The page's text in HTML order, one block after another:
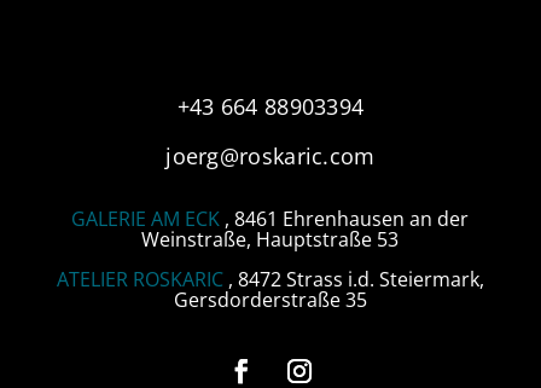
+43 664 88903394
joerg@roskaric.com
GALERIE AM ECK , 8461 Ehrenhausen an der
Weinstraße, Hauptstraße 53
ATELIER ROSKARIC, 8472 Strass i.d. Steiermark,
Gersdorderstraße 35